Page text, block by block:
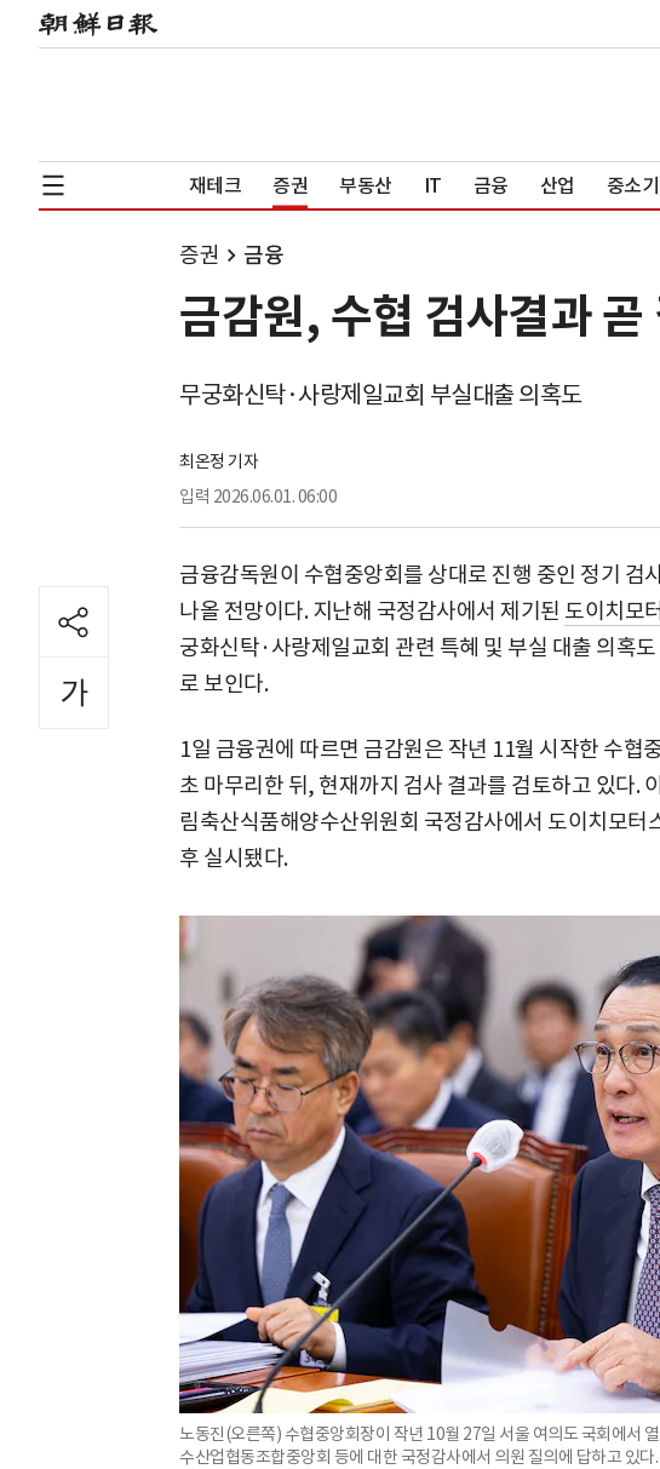
재테크 증권 부동산 IT 금융 산업 중소
증권 금융
금감원, 수협 검사결과
무궁화신탁·사랑제일교회 부실대출 의혹도
최온정 기자
입력 2026.06.01. 06:00
금융감독원이 수협중앙회를 상대로 진행 중인 정기 검
나올 전망이다. 지난해 국정감사에서 제기된 도이치모
궁화신탁·사랑제일교회 관련 특혜 및 부실 대출 의혹
로 보인다.
1일 금융권에 따르면 금감원은 작년 11월 시작한 수협
초 마무리한 뒤, 현재까지 검사 결과를 검토하고 있다.
림축산식품해양수산위원회 국정감사에서 도이치모터
후 실시됐다.
노동진(오른쪽) 수협중앙회장이 작년 10월 27일 서울 여의도 국회에서
수산업협동조합중앙회 등에 대한 국정감사에서 의원 질의에 답하고 있다